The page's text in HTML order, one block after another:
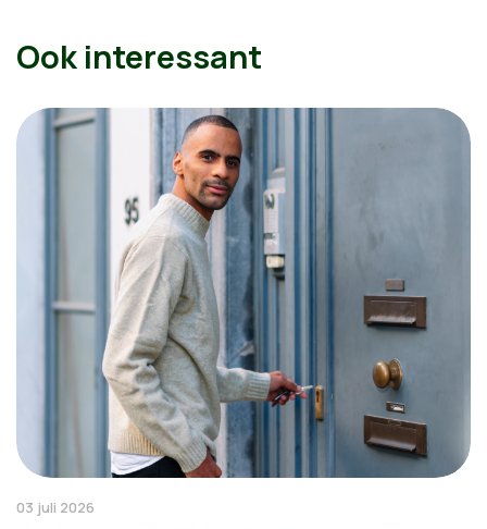
Ook interessant
03 juli 2026